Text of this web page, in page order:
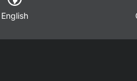
English